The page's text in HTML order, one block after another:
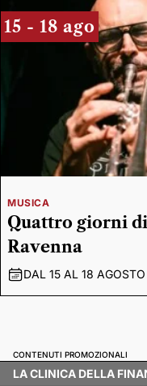
15 - 18 ago
MUSICA
Quattro giorni
Ravenna
DAL 15 AL 18
CONTENUTI PROMOZIONALI
LA CLINICA DELLA